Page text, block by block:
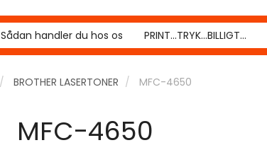
Sådan handler du hos os PRINT...TRYK...BILLIGT...
BROTHER LASERTONER MFC-4650
MFC-4650